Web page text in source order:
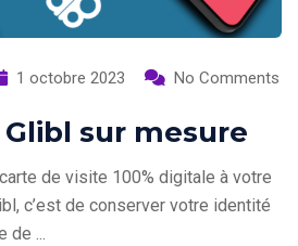
1 octobre 2023 No Comments
sur mesure
de visite 100% digitale à votre
c’est de conserver votre identité
de ...